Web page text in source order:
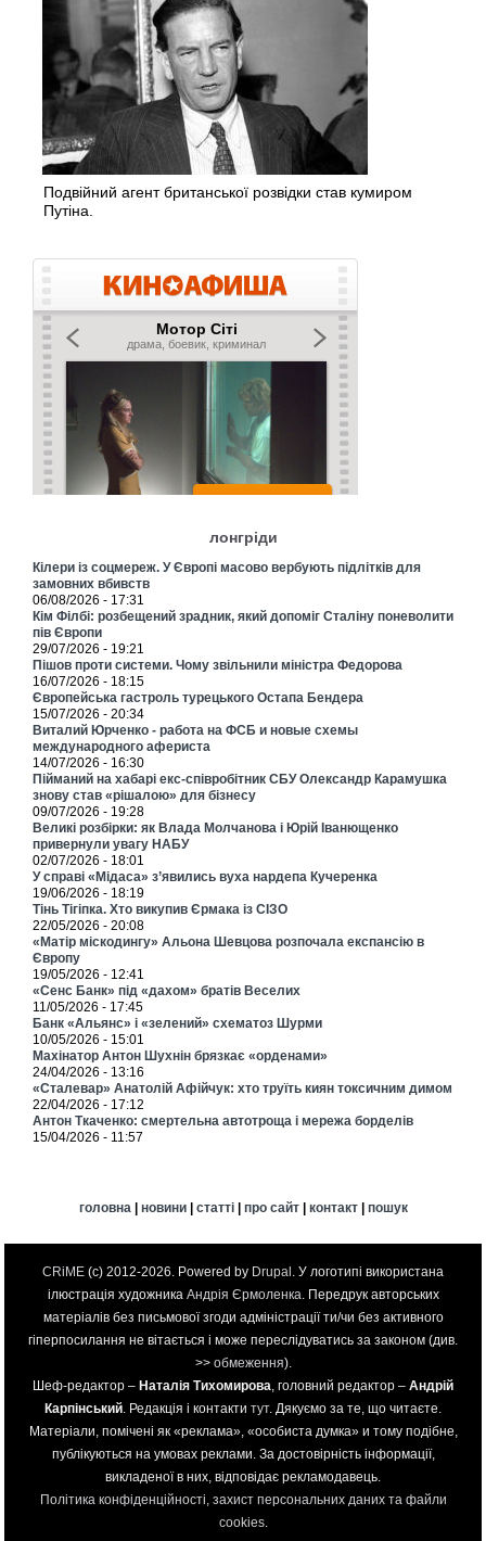
Подвійний агент британської розвідки став кумиром
Путіна.
лонгріди
Кілери із соцмереж. У Європі масово вербують підлітків для
замовних вбивств
06/08/2026 - 17:31
Кім Філбі: розбещений зрадник, який допоміг Сталіну поневолити
пів Європи
29/07/2026 - 19:21
Пішов проти системи. Чому звільнили міністра Федорова
16/07/2026 - 18:15
Європейська гастроль турецького Остапа Бендера
15/07/2026 - 20:34
Виталий Юрченко - работа на ФСБ и новые схемы
международного афериста
14/07/2026 - 16:30
Пійманий на хабарі екс-співробітник СБУ Олександр Карамушка
знову став «рішалою» для бізнесу
09/07/2026 - 19:28
Великі розбірки: як Влада Молчанова і Юрій Іванющенко
привернули увагу НАБУ
02/07/2026 - 18:01
У справі «Мідаса» з’явились вуха нардепа Кучеренка
19/06/2026 - 18:19
Тінь Тігіпка. Хто викупив Єрмака із СІЗО
22/05/2026 - 20:08
«Матір міскодингу» Альона Шевцова розпочала експансію в
Європу
19/05/2026 - 12:41
«Сенс Банк» під «дахом» братів Веселих
11/05/2026 - 17:45
Банк «Альянс» і «зелений» схематоз Шурми
10/05/2026 - 15:01
Махінатор Антон Шухнін брязкає «орденами»
24/04/2026 - 13:16
«Сталевар» Анатолій Афійчук: хто труїть киян токсичним димом
22/04/2026 - 17:12
Антон Ткаченко: смертельна автотроща і мережа борделів
15/04/2026 - 11:57
головна| новини| статті| про сайт| контакт| пошук
CRiME (c) 2012-2026. Powered by Drupal. У логотипі використана
ілюстрація художника Андрія Єрмоленка. Передрук авторських
матеріалів без письмової згоди адміністрації ти/чи без активного
гіперпосилання не вітається і може переслідуватись за законом (див.
>> обмеження).
Шеф-редактор – Наталія Тихомирова, головний редактор – Андрій
Карпінський. Редакція і контакти тут. Дякуємо за те, що читаєте.
Матеріали, помічені як «реклама», «особиста думка» и тому подібне,
публікуються на умовах реклами. За достовірність інформації,
викладеної в них, відповідає рекламодавець.
Політика конфіденційності, захист персональних даних та файли
cookies.